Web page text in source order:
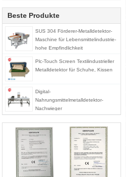
Beste Produkte
SUS 304 Förderer-Metalldetektor-
Maschine für Lebensmittelindustrie-
hohe Empfindlichkeit
Plc-Touch Screen Textilindustrieller
Metalldetektor für Schuhe, Kissen
Digital-
Nahrungsmittelmetalldetektor-
Nachwieger